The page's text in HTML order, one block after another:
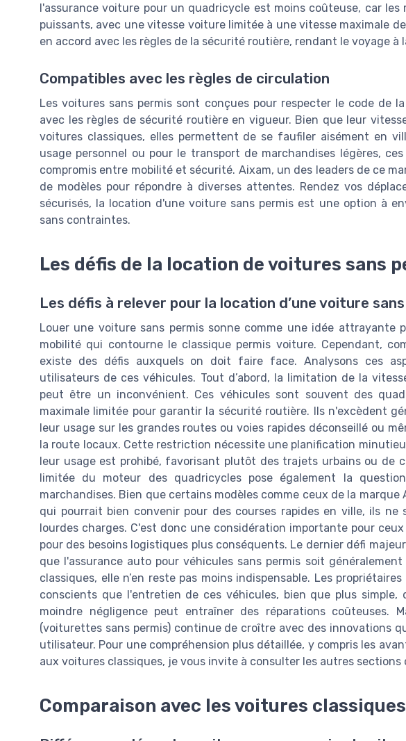
l'assurance voiture pour un quadricycle est moins coûteuse, car
puissants, avec une vitesse voiture limitée à une vitesse maximale
en accord avec les règles de la sécurité routière, rendant le voyage à
Compatibles avec les règles de circulation
Les voitures sans permis sont conçues pour respecter le code de
avec les règles de sécurité routière en vigueur. Bien que leur
voitures classiques, elles permettent de se faufiler aisément en
usage personnel ou pour le transport de marchandises légères,
compromis entre mobilité et sécurité. Aixam, un des leaders de ce
de modèles pour répondre à diverses attentes. Rendez vos
sécurisés, la location d'une voiture sans permis est une option à
sans contraintes.
Les défis de la location de voitures sans
Les défis à relever pour la location d’une voiture
Louer une voiture sans permis sonne comme une idée attrayante
mobilité qui contourne le classique permis voiture. Cependant,
existe des défis auxquels on doit faire face. Analysons ces
utilisateurs de ces véhicules. Tout d’abord, la limitation de la
peut être un inconvénient. Ces véhicules sont souvent des
maximale limitée pour garantir la sécurité routière. Ils n'excèdent
leur usage sur les grandes routes ou voies rapides déconseillé ou
la route locaux. Cette restriction nécessite une planification
leur usage est prohibé, favorisant plutôt des trajets urbains ou de
limitée du moteur des quadricycles pose également la
marchandises. Bien que certains modèles comme ceux de la
qui pourrait bien convenir pour des courses rapides en ville, ils
lourdes charges. C'est donc une considération importante pour
pour des besoins logistiques plus conséquents. Le dernier défi
que l'assurance auto pour véhicules sans permis soit
classiques, elle n’en reste pas moins indispensable. Les
conscients que l'entretien de ces véhicules, bien que plus
moindre négligence peut entraîner des réparations coûteuses.
(voiturettes sans permis) continue de croître avec des innovations
utilisateur. Pour une compréhension plus détaillée, y compris les
aux voitures classiques, je vous invite à consulter les autres sections
Comparaison avec les voitures classiques